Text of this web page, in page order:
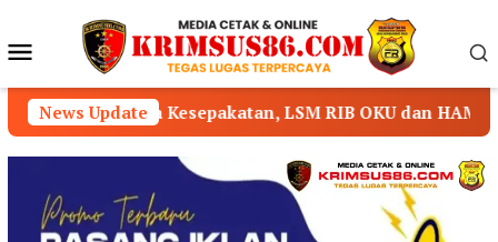
konten Menu
Mobile
News UpdateLSM RIB OKU dan HAM-RI Nyatakan